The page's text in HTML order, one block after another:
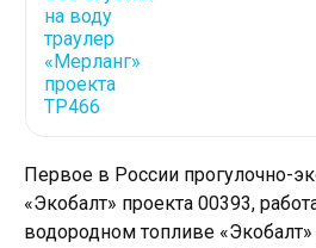
Первое в России прогулочно-
«Экобалт» проекта 00393,
водородном топливе